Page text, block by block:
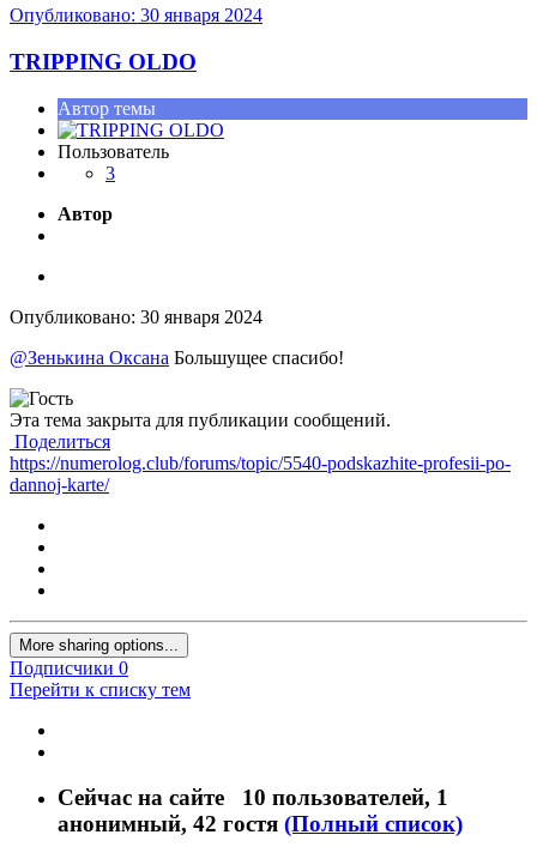
Опубликовано: 30 января 2024
TRIPPING OLDO
Автор темы
Пользователь
3
Автор
Опубликовано: 30 января 2024
@Зенькина Оксана Большущее спасибо!
Эта тема закрыта для публикации сообщений.
Поделиться
https://numerolog.club/forums/topic/5540-podskazhite-profesii-po-
dannoj-karte/
More sharing options...
Подписчики 0
Перейти к списку тем
Сейчас на сайте 10 пользователей, 1
анонимный, 42 гостя (Полный список)